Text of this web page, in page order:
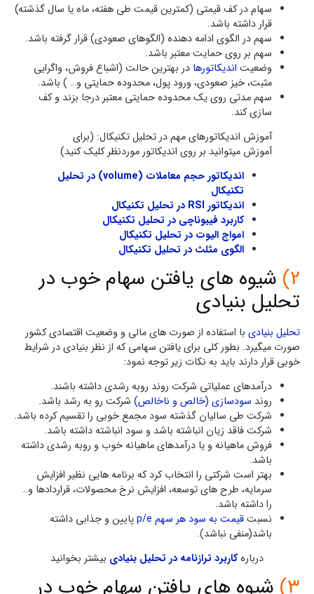
سهام در کف قیمتی (کمترین قیمت طی هفته، ماه یا سال گذشته)
قرار داشته باشد.
سهم در الگوی ادامه دهنده (الگوهای صعودی) قرار گرفته باشد.
سهم بر روی حمایت معتبر باشد.
وضعیتاندیکاتورهادر بهترین حالت (اشباع فروش، واگرایی
مثبت، خیز صعودی، ورود پول، محدوده حمایتی و… ) باشد.
سهم مدتی روی یک محدوده حمایتی معتبر درجا بزند و کف
سازی کند.
آموزش اندیکاتورهای مهم در تحلیل تکنیکال: (برای
آموزش میتوانید بر روی اندیکاتور موردنظر کلیک کنید)
اندیکاتور حجم معاملات (volume) در تحلیل
تکنیکال
اندیکاتور RSI در تحلیل تکنیکال
کاربرد فیبوناچی در تحلیل تکنیکال
امواج الیوت در تحلیل تکنیکال
الگوی مثلث در تحلیل تکنیکال
شیوه های یافتن سهام خوب در
تحلیل بنیادی
تحلیل بنیادیبا استفاده از صورت های مالی و وضعیت اقتصادی کشور
صورت میگیرد. بطور کلی برای یافتن سهامی که از نظر بنیادی در شرایط
خوبی قرار دارند باید به نکات زیر توجه نمود:
درآمدهای عملیاتی شرکت روند روبه رشدی داشته باشند.
روندسودسازی (خالص و ناخالص)شرکت رو به رشد باشد.
شرکت طی سالیان گذشته سود مجمع خوبی را تقسیم کرده باشد.
شرکت فاقد زیان انباشته باشد و سود انباشته داشته باشد.
فروش ماهیانه و یا درآمدهای ماهیانه خوب و روبه رشدی داشته
باشد.
بهتر است شرکتی را انتخاب کرد که برنامه هایی نظیر افزایش
سرمایه، طرح های توسعه، افزایش نرخ محصولات، قراردادها و…
را داشته باشد.
نسبتقیمت به سود هر سهم p/e
پایین و جذابی داشته
باشد(منفی نباشد).
دربارهکاربرد ترازنامه در تحلیل بنیادیبیشتر بخوانید
شیوه های یافتن سهام خوب در